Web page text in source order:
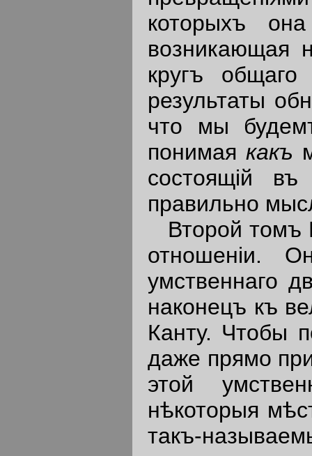
которыхъ
возникающая
кругъ
результаты
что мы
понимаякакъ
состоящiй
правильно
Второй томъ
отношенiи.
умственнаго
наконецъ къ
Канту. Чтобы
даже прямо
этой
нѣкоторыя
такъ-